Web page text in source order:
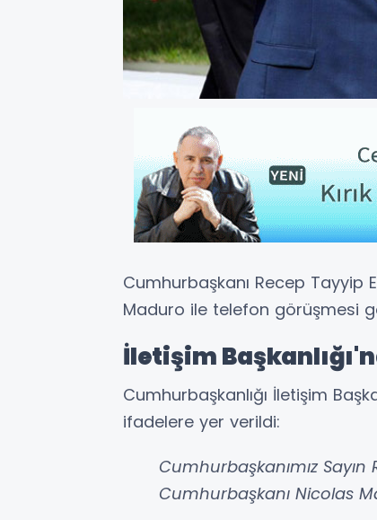
Cumhurbaşkanı Recep Tayyip
Maduro ile telefon görüşmesi
İletişim
Cumhurbaşkanlığı İletişim
ifadelere yer verildi:
Cumhurbaşkanımız
Cumhurbaşkanı Nicolas